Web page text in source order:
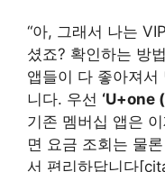
“아, 그래서 나는
셨죠? 확인하는 방
앱들이 다 좋아져
니다. 우선 ‘U+one
기존 멤버십 앱은
면 요금 조회는 물
서 편리하답니다